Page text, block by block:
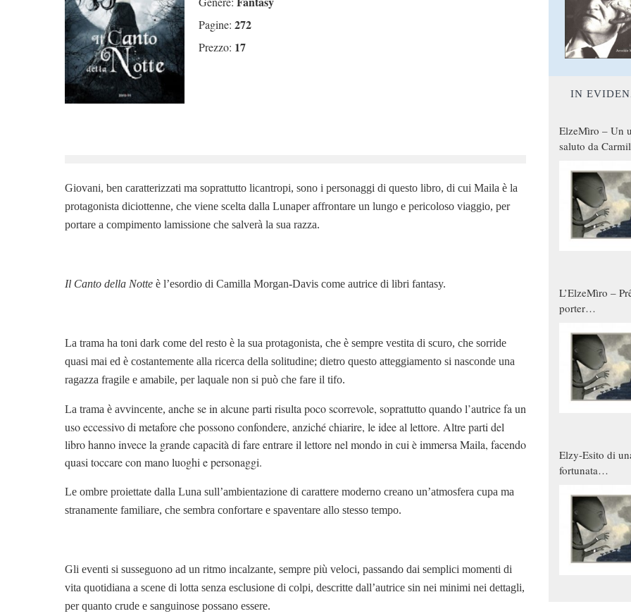
Pagine: 272
Prezzo: 17
Giovani, ben caratterizzati ma soprattutto licantropi, sono i personaggi di questo libro, di cui Maila è la
protagonista diciottenne, che viene scelta dalla Lunaper affrontare un lungo e pericoloso viaggio, per
portare a compimento lamissione che salverà la sua razza.
Il Canto della Notte è l’esordio di Camilla Morgan-Davis come autrice di libri fantasy.
La trama ha toni dark come del resto è la sua protagonista, che è sempre vestita di scuro, che sorride
quasi mai ed è costantemente alla ricerca della solitudine; dietro questo atteggiamento si nasconde una
ragazza fragile e amabile, per laquale non si può che fare il tifo.
La trama è avvincente, anche se in alcune parti risulta poco scorrevole, soprattutto quando l’autrice fa un
uso eccessivo di metafore che possono confondere, anziché chiarire, le idee al lettore. Altre parti del
libro hanno invece la grande capacità di fare entrare il lettore nel mondo in cui è immersa Maila, facendo
quasi toccare con mano luoghi e personaggi.
Le ombre proiettate dalla Luna sull’ambientazione di carattere moderno creano un’atmosfera cupa ma
stranamente familiare, che sembra confortare e spaventare allo stesso tempo.
Gli eventi si susseguono ad un ritmo incalzante, sempre più veloci, passando dai semplici momenti di
vita quotidiana a scene di lotta senza esclusione di colpi, descritte dall’autrice sin nei minimi nei dettagli,
per quanto crude e sanguinose possano essere.
IN
ElzeMìro – Un
saluto da
qualche modo
donne
L’ElzeMìro –
porter
Elzy-Esito di
fortunata